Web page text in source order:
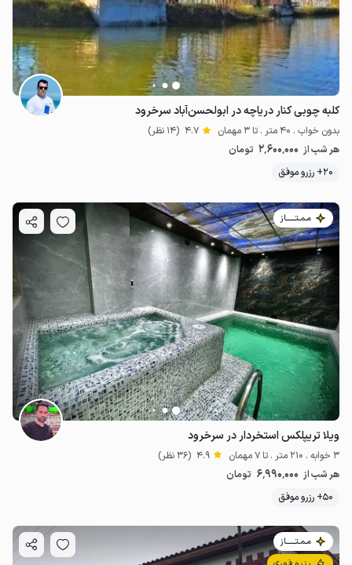
کلبه چوبی کنار دریاچه در ابولحسن‌آباد سرخرود
بدون خواب . 40 متر . تا 3 مهمان 4.7 (14 نظر)
هر شب از 2٬600٬000 تومان
20+ رزرو موفق
مـمـتــــــاز
ویلا تریپلکس استخردار در سرخرود
3 خوابه . 210 متر . تا 7 مهمان 4.9 (36 نظر)
هر شب از 6٬990٬000 تومان
50+ رزرو موفق
مـمـتــــــاز